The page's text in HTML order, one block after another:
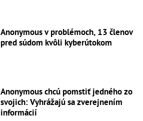
Anonymous v problémoch, 13 členov
pred súdom kvôli kyberútokom
Anonymous chcú pomstiť jedného zo
svojich: Vyhrážajú sa zverejnením
informácií